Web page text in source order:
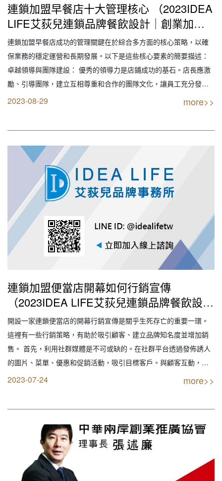
連鎖加盟早餐店十大管理核心 （2023IDEA
LIFE艾荻兒連鎖品牌餐飲設計｜創業加盟
｜連鎖加盟｜餐飲設計｜餐飲規劃｜餐飲顧
問｜餐飲行銷｜創業開店餐飲顧問｜餐飲設
備商業空間規劃｜線上創業連鎖加盟設計）
連鎖加盟早餐店成功的管理關鍵在於綜合多方面的核心策略，以確
保業務的穩定運營和長期發展。以下是這些核心要素的簡要描述：
卓越領導與團隊建設： 優秀的領導力是店鋪成功的基石。店長應激
勵、引導團隊，建立互相尊重和合作的團隊文化，讓員工充分發揮
其潛能。卓越品質與衛生標準： 食品安全是首要之務。確保食品質
2023-08-29 more>>
連鎖加盟便當店開幕如何行銷宣傳
（2023IDEA LIFE艾荻兒連鎖品牌餐飲設計
｜創業加盟｜連鎖加盟｜餐飲設計｜餐飲規
劃｜餐飲顧問｜餐飲行銷｜創業開店餐飲顧
問｜餐飲設備商業空間規劃｜線上創業連鎖
加盟設計）
開設一家連鎖便當店的開幕行銷宣傳是關乎生死存亡的重要一環。
這裡有一些行銷策略，有助於吸引顧客、建立品牌知名度並增加銷
售。 首先，利用社群媒體是不可或缺的。在社群平台透過發佈誘人
的圖片、菜單、優惠和促銷活動，吸引目標客戶。與顧客互動，回
應評論和提問，增進顧客參與感。其次，開幕期間提供限時的優惠
2023-07-24 more>>